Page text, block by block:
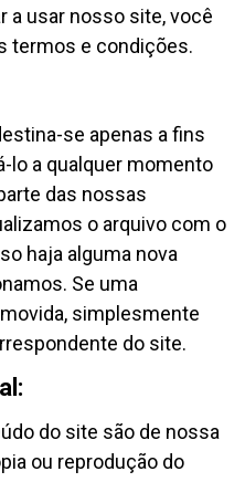
a usar nosso site, você
termos e condições.
se apenas a fins
lo a qualquer momento
das nossas
o arquivo com o
haja alguma nova
Se uma
simplesmente
do site.
do site são de nossa
ou reprodução do